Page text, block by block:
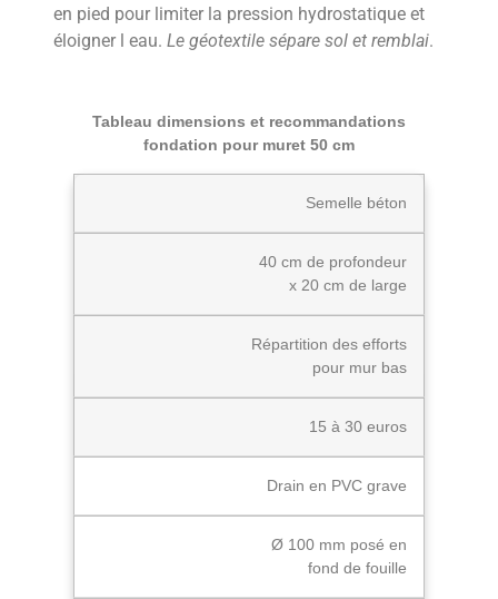
en pied pour limiter la pression hydrostatique et
éloigner l eau. Le géotextile sépare sol et remblai.
Tableau dimensions et recommandations
fondation pour muret 50 cm
Semelle béton
40 cm de profondeur
x 20 cm de large
Répartition des efforts
pour mur bas
15 à 30 euros
Drain en PVC grave
Ø 100 mm posé en
fond de fouille